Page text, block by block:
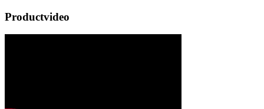
Productvideo